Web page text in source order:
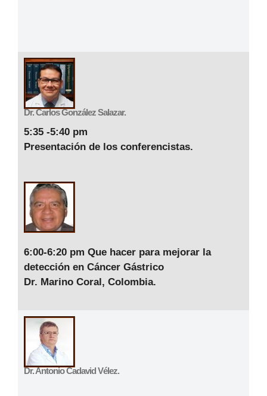
Dr. Carlos González Salazar.
5:35 -5:40 pm
Presentación de los conferencistas.
6:00-6:20 pm Que hacer para mejorar la
detección en Cáncer Gástrico
Dr. Marino Coral, Colombia.
Dr. Antonio Cadavid Vélez.